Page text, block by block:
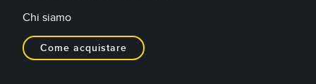
Chi siamo
Come acquistare